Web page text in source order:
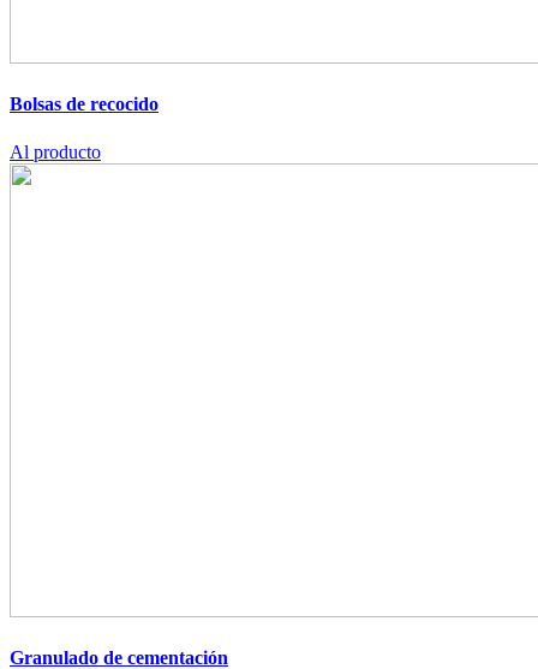
Bolsas de recocido
Al producto
Granulado de cementación